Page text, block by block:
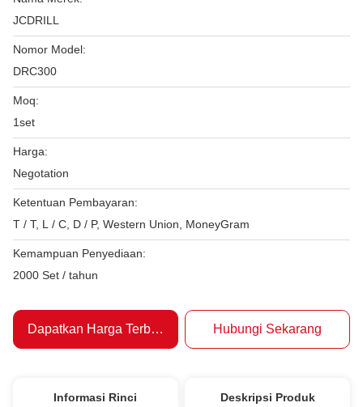
JCDRILL
Nomor Model:
DRC300
Moq:
1set
Harga:
Negotation
Ketentuan Pembayaran:
T / T, L / C, D / P, Western Union, MoneyGram
Kemampuan Penyediaan:
2000 Set / tahun
Dapatkan Harga Terbaik Hubungi Sekarang
Informasi Rinci Deskripsi Produk